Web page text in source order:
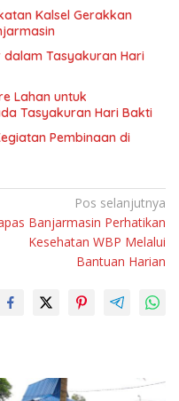
Kalsel Gerakkan
dalam Tasyakuran Hari
Lahan untuk
Tasyakuran Hari Bakti
Pembinaan di
Pos selanjutnya
Banjarmasin Perhatikan
Kesehatan WBP Melalui
Bantuan Harian